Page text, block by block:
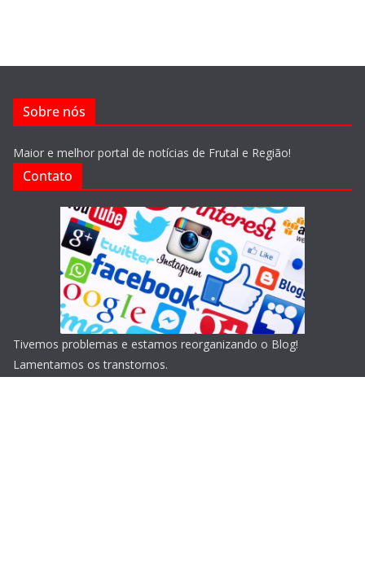
Sobre nós
Maior e melhor portal de notícias de Frutal e Região!
Contato
Tivemos problemas e estamos reorganizando o Blog!
Lamentamos os transtornos.